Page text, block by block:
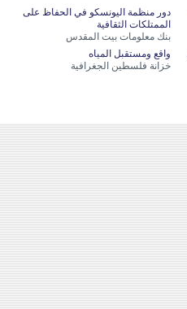
دور منظمة اليونسكو في الحفاظ على
الممتلكات الثقافية
بنك معلومات بيت المقدس
واقع ومستقبل المياه
خزانة فلسطين الجغرافية